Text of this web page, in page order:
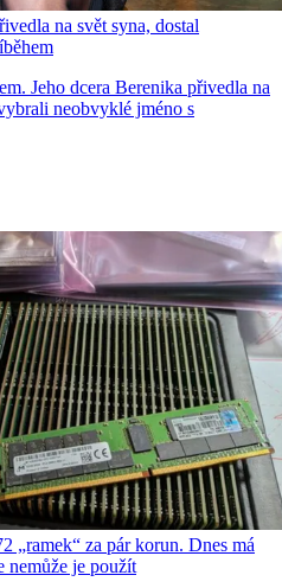
na svět syna, dostal
Jeho dcera Berenika přivedla na
neobvyklé jméno s
„ramek“ za pár korun. Dnes má
nemůže je použít